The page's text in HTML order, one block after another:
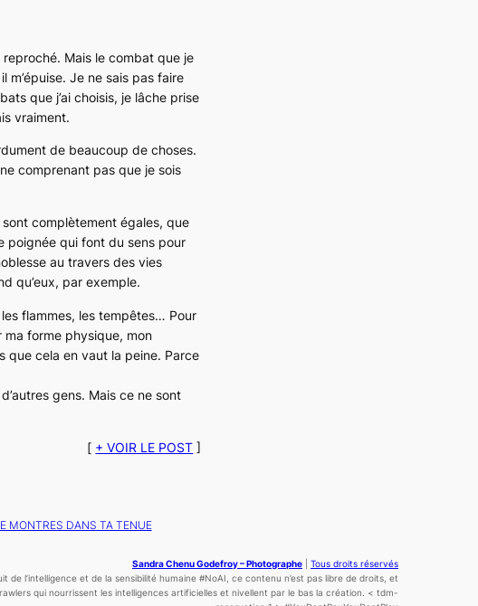
reproché. Mais le combat que je
Je ne sais pas faire
que j’ai choisis, je lâche prise
vraiment.
de beaucoup de choses.
comprenant pas que je sois
sont complètement égales, que
poignée qui font du sens pour
au travers des vies
qu’eux, par exemple.
flammes, les tempêtes… Pour
ma forme physique, mon
que cela en vaut la peine. Parce
gens. Mais ce ne sont
[ + VOIR LE POST ]
MONTRES DANS TA TENUE
Sandra Chenu Godefroy – Photographe| Tous droits réservés
de l’intelligenceet de la sensibilité humaine#NoAI, ce contenu n’est pas libre de droits, et
qui nourrissent les intelligences artificielles et nivellent par le bas la création. < tdm-